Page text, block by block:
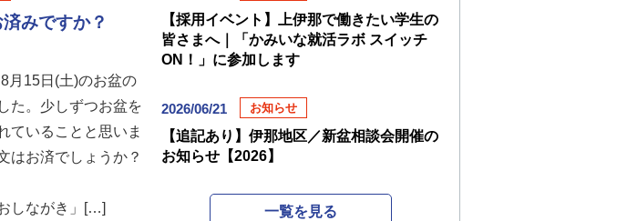
みですか？
月15日(土)のお盆の
た。少しずつお盆を
ていることと思いま
はお済でしょうか？
しながき」[…]
【採用イベント】上伊那で働きたい学生の
皆さまへ｜「かみいな就活ラボ スイッチ
ON！」に参加します
2026/06/21 お知らせ
【追記あり】伊那地区／新盆相談会開催の
お知らせ【2026】
一覧を見る